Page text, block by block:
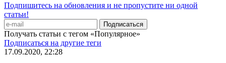
Подпишитесь на обновления и не пропустите ни одной
статьи!
Получать статьи с тегом «Популярное»
Подписаться на другие теги
17.09.2020, 22:28